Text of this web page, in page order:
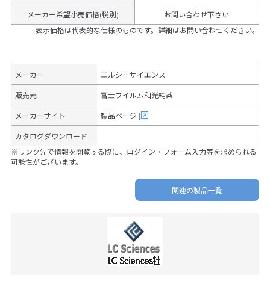
メーカー希望小売価格(税別)
お問い合わせ下さい
表示価格は代表的な仕様のものです。詳細はお問い合わせください。
メーカー エルシーサイエンス
販売元 富士フイルム和光純薬
メーカーサイト 製品ページ
カタログダウンロード
※リンク先で情報を閲覧する際に、ログイン・フォーム入力等を求められる
可能性がございます。
関連の製品一覧